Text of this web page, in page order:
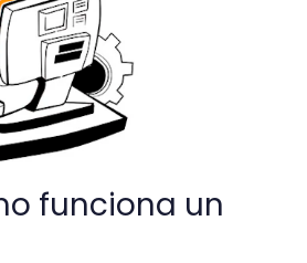
funciona un